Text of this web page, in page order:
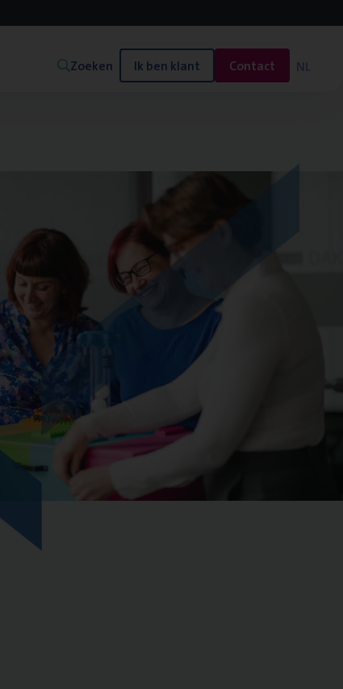
Zoeken Ik ben klant Contact NL